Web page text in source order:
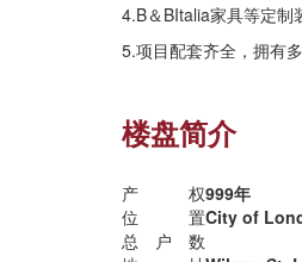
4.B＆BItalia家具等定制
5.项目配套齐全，拥有多
楼盘简介
产权999年
位置City of
总户数